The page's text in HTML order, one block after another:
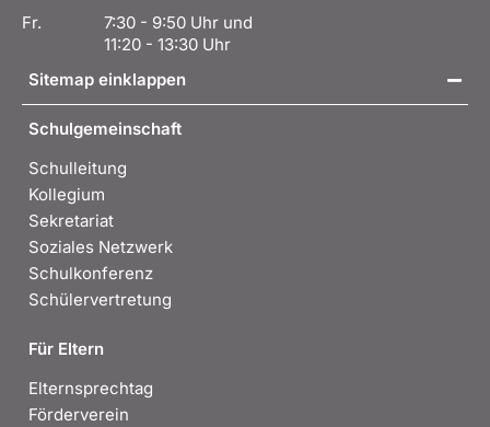
Fr.
7:30 - 9:50 Uhr und
11:20 - 13:30 Uhr
Sitemap einklappen
Schulgemeinschaft
Schulleitung
Kollegium
Sekretariat
Soziales Netzwerk
Schulkonferenz
Schülervertretung
Für Eltern
Elternsprechtag
Förderverein